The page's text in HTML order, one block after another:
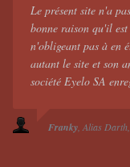
Le présent site n'a
bonne raison qu'il
n'obligeant pas à en
autant le site et son
société Eyelo SA
Franky Alias Darth